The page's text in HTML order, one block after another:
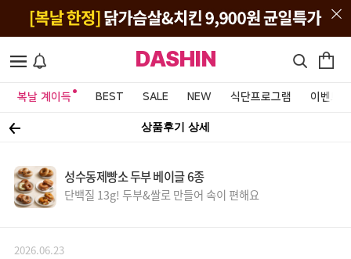
DASHIN
복날 계이득 BEST SALE NEW 식단프로그램 이벤트&
상품후기 상세
성수동제빵소 두부 베이글 6종
단백질 13g! 두부&쌀로 만들어 속이 편해요
2026.06.23